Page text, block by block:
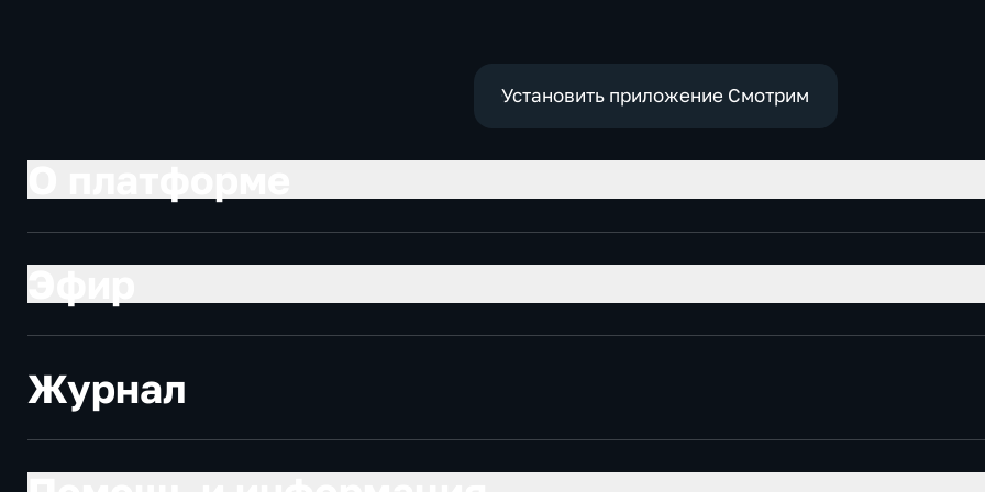
Установить приложение Смотрим
Журнал